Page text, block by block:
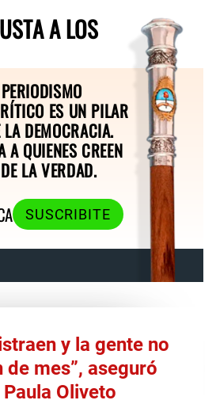
A LOS
ES UN PILAR
DEMOCRACIA.
A QUIENES CREEN
LA VERDAD.
SUSCRIBITE
y la gente no
de mes”, aseguró
Oliveto